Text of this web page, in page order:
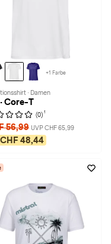
+1 Farbe
· Damen
Core-T
(0) 1
56,99 UVP CHF 65,99
CHF 48,44